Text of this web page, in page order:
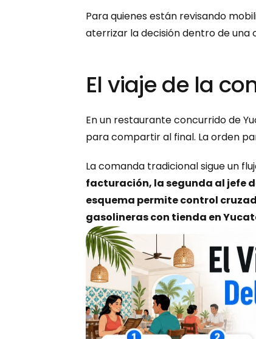
Para quienes están revisando
aterrizar la decisión dentro de una
El viaje de la
En un restaurante concurrido de
para compartir al final. La orden
La comanda tradicional sigue un
facturación, la segunda al jefe
esquema permite control
gasolineras con tienda en